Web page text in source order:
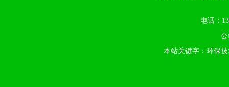
电话：
本站关键字：环保